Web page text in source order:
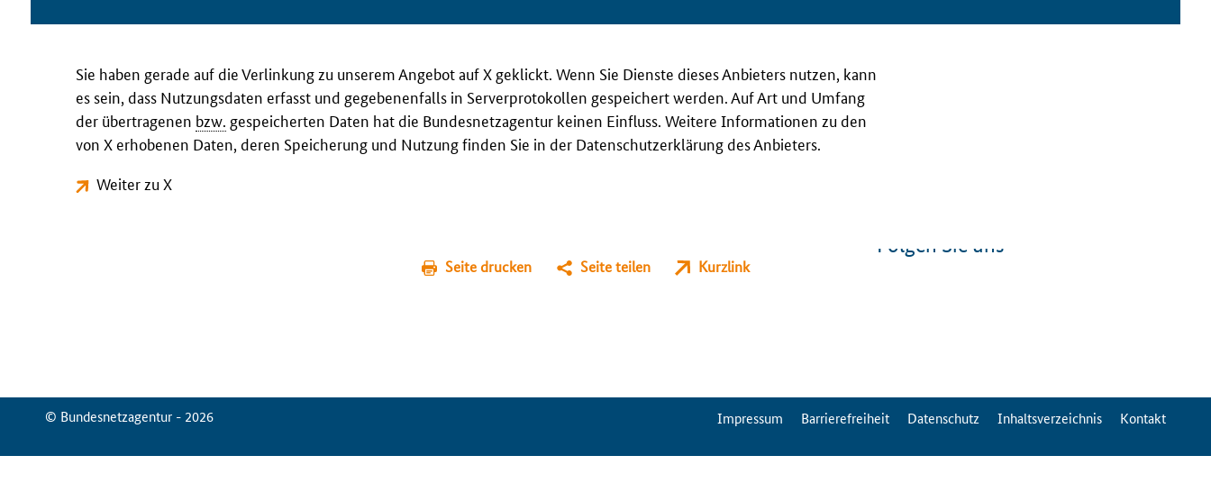
Sie haben gerade auf die Verlinkung zu unserem Angebot auf X geklickt. Wenn Sie Dienste dieses Anbieters nutzen, kann
es sein, dass Nutzungsdaten erfasst und gegebenenfalls in Serverprotokollen gespeichert werden. Auf Art und Umfang
der übertragenen bzw. gespeicherten Daten hat die Bundesnetzagentur keinen Einfluss. Weitere Informationen zu den
von X erhobenen Daten, deren Speicherung und Nutzung finden Sie in der Datenschutzerklärung des Anbieters.
Weiter zu X
Seite drucken Seite teilen Kurzlink
Folgen Sie uns
© Bundesnetzagentur - 2026 ServiceMenuImpressum Barrierefreiheit Datenschutz Inhaltsverzeichnis Kontakt